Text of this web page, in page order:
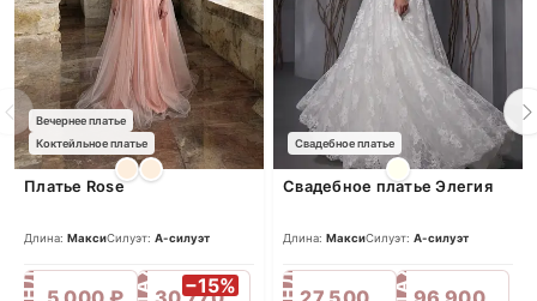
Вечернее платье
Коктейльное платье
Платье Rose
Длина: МаксиСилуэт: А-силуэт
−15%
Свадебное платье
Свадебное платье Элегия
Длина: МаксиСилуэт: А-силуэт